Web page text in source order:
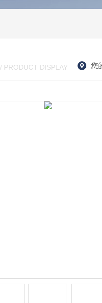
/ PRODUCT DISPLAY 您